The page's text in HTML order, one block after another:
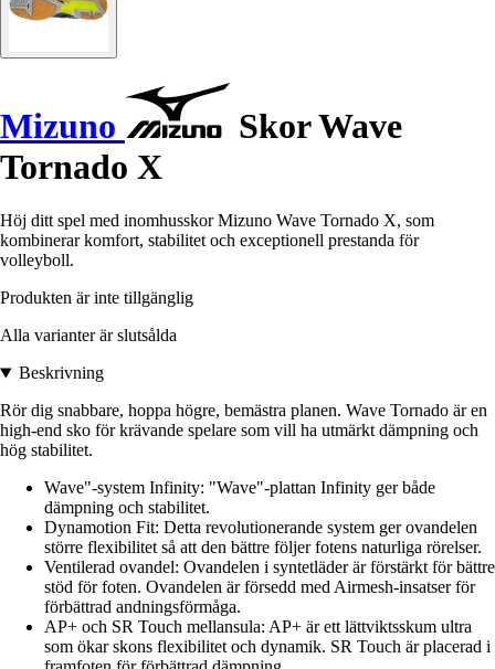
Mizuno
Skor Wave
Tornado X
Höj ditt spel med inomhusskor Mizuno Wave Tornado X, som
kombinerar komfort, stabilitet och exceptionell prestanda för
volleyboll.
Produkten är inte tillgänglig
Alla varianter är slutsålda
Beskrivning
Rör dig snabbare, hoppa högre, bemästra planen. Wave Tornado är en
high-end sko för krävande spelare som vill ha utmärkt dämpning och
hög stabilitet.
Wave"-system Infinity: "Wave"-plattan Infinity ger både
dämpning och stabilitet.
Dynamotion Fit: Detta revolutionerande system ger ovandelen
större flexibilitet så att den bättre följer fotens naturliga rörelser.
Ventilerad ovandel: Ovandelen i syntetläder är förstärkt för bättre
stöd för foten. Ovandelen är försedd med Airmesh-insatser för
förbättrad andningsförmåga.
AP+ och SR Touch mellansula: AP+ är ett lättviktsskum ultra
som ökar skons flexibilitet och dynamik. SR Touch är placerad i